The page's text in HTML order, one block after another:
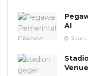
AI
3 Juni